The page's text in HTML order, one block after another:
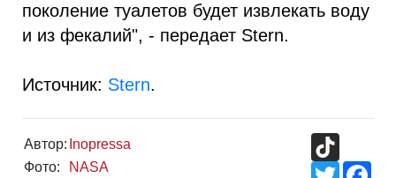
поколение туалетов будет извлекать воду
и из фекалий", - передает Stern.
Источник: Stern.
Автор: Inopressa
Фото:
NASA
Twitter